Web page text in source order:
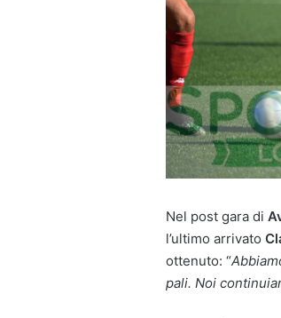
Nel post gara di
l’ultimo arrivato
ottenuto: “
pali. Noi